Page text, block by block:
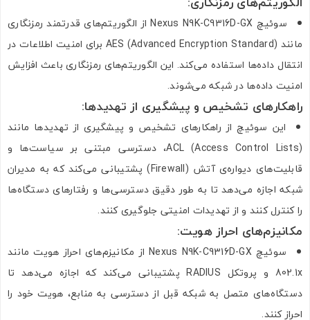
سوئیچ Nexus N9K-C9316D-GX از الگوریتم‌های قدرتمند رمزنگاری
مانند AES (Advanced Encryption Standard) برای امنیت اطلاعات در
انتقال داده‌ها استفاده می‌کند. این الگوریتم‌های رمزنگاری باعث افزایش
امنیت داده‌ها در شبکه می‌شوند.
راهکارهای تشخیص و پیشگیری از تهدیدها:
این سوئیچ از راهکارهای تشخیص و پیشگیری از تهدیدها مانند
ACL (Access Control Lists)، دسترسی مبتنی بر سیاست‌ها و
قابلیت‌های دیواره‌ی آتش (Firewall) پشتیبانی می‌کند که به مدیران
شبکه اجازه می‌دهد تا به طور دقیق دسترسی‌ها و رفتارهای دستگاه‌ها
را کنترل کنند و از تهدیدات امنیتی جلوگیری کنند.
مکانیزم‌های احراز هویت:
سوئیچ Nexus N9K-C9316D-GX از مکانیزم‌های احراز هویت مانند
802.1x و پروتکل RADIUS پشتیبانی می‌کند که اجازه می‌دهد تا
دستگاه‌های متصل به شبکه قبل از دسترسی به منابع، هویت خود را
احراز کنند.